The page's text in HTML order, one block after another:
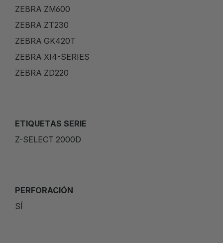
ZEBRA ZM600
ZEBRA ZT230
ZEBRA GK420T
ZEBRA XI4-SERIES
ZEBRA ZD220
ETIQUETAS SERIE
Z-SELECT 2000D
PERFORACIÓN
SÍ